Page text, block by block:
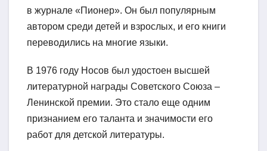
в журнале «Пионер». Он был популярным
автором среди детей и взрослых, и его книги
переводились на многие языки.
В 1976 году Носов был удостоен высшей
литературной награды Советского Союза –
Ленинской премии. Это стало еще одним
признанием его таланта и значимости его
работ для детской литературы.